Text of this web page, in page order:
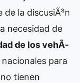
de la discusiÃ³n
necesidad de
de los vehÃ­
para
tienen